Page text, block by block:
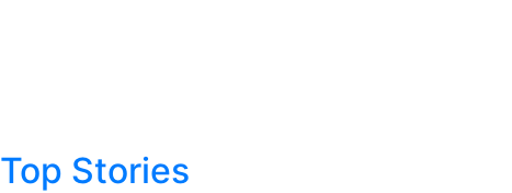
Top Stories